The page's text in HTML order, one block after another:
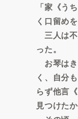
「家《う
く口留めを
三人は
った。
お琴は
く、自分
らず他言
見つけた